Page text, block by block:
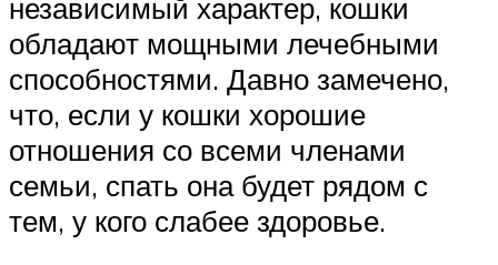
независимый характер, кошки
обладают мощными лечебными
способностями. Давно замечено,
что, если у кошки хорошие
отношения со всеми членами
семьи, спать она будет рядом с
тем, у кого слабее здоровье.